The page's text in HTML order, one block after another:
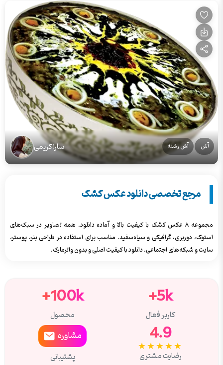
آش آش رشته سارا کریمی
مرجع تخصصی دانلود عکس کشک
مجموعه ۸ عکس کشک با کیفیت بالا و آماده دانلود. همه تصاویر در سبک‌های
استوک، دوربری، گرافیکی و سیاه‌سفید. مناسب برای استفاده در طراحی بنر، پوستر،
سایت و شبکه‌های اجتماعی. دانلود با کیفیت اصلی و بدون واترمارک.
5k+
کاربر فعال
100k+
محصول
4.9
★★★★★
رضایت مشتری
مشاوره
پشتیبانی